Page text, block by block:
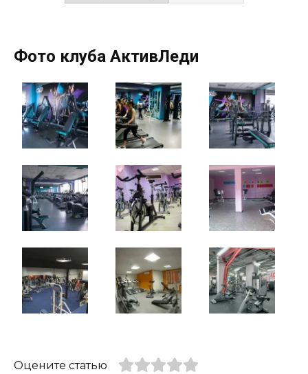
Фото клуба АктивЛеди
Оцените статью